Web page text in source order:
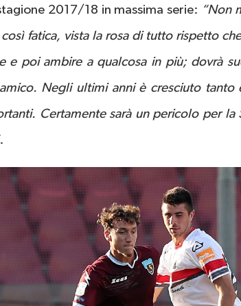
2017/18 in massima serie: “Non
fatica, vista la rosa di tutto rispetto
e poi ambire a qualcosa in più; dovrà
Negli ultimi anni è cresciuto tanto
Certamente sarà un pericolo per la
.